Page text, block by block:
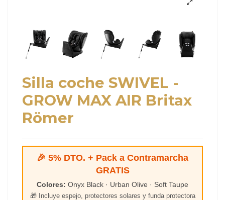
Silla coche SWIVEL -
GROW MAX AIR Britax
Römer
🎉 5% DTO. + Pack a Contramarcha
GRATIS
Colores: Onyx Black · Urban Olive · Soft Taupe
🎁 Incluye espejo, protectores solares y funda protectora